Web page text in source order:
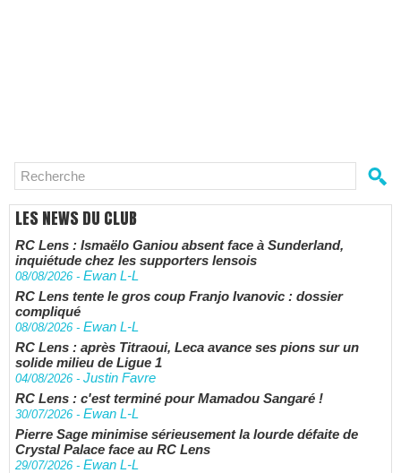
LES NEWS DU CLUB
RC Lens : Ismaëlo Ganiou absent face à Sunderland,
inquiétude chez les supporters lensois
08/08/2026 - Ewan L-L
RC Lens tente le gros coup Franjo Ivanovic : dossier
compliqué
08/08/2026 - Ewan L-L
RC Lens : après Titraoui, Leca avance ses pions sur un
solide milieu de Ligue 1
04/08/2026 - Justin Favre
RC Lens : c'est terminé pour Mamadou Sangaré !
30/07/2026 - Ewan L-L
Pierre Sage minimise sérieusement la lourde défaite de
Crystal Palace face au RC Lens
29/07/2026 - Ewan L-L